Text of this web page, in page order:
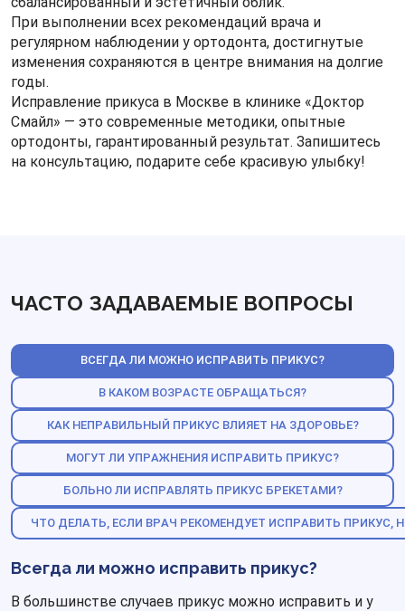
При выполнении всех рекомендаций врача и
регулярном наблюдении у ортодонта, достигнутые
изменения сохраняются в центре внимания на долгие
годы.
Исправление прикуса в Москве в клинике «Доктор
Смайл» — это современные методики, опытные
ортодонты, гарантированный результат. Запишитесь
на консультацию, подарите себе красивую улыбку!
ЧАСТО ЗАДАВАЕМЫЕ ВОПРОСЫ
ВСЕГДА ЛИ МОЖНО ИСПРАВИТЬ ПРИКУС?
В КАКОМ ВОЗРАСТЕ ОБРАЩАТЬСЯ?
КАК НЕПРАВИЛЬНЫЙ ПРИКУС ВЛИЯЕТ НА ЗДОРОВЬЕ?
МОГУТ ЛИ УПРАЖНЕНИЯ ИСПРАВИТЬ ПРИКУС?
БОЛЬНО ЛИ ИСПРАВЛЯТЬ ПРИКУС БРЕКЕТАМИ?
ЧТО ДЕЛАТЬ, ЕСЛИ ВРАЧ РЕКОМЕНДУЕТ ИСПРАВИТЬ ПРИКУС,
Всегда ли можно исправить прикус?
В большинстве случаев прикус можно исправить и у